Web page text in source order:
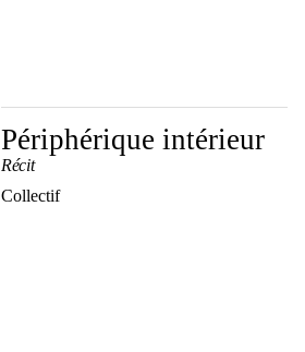
Périphérique intérieur
Récit
Collectif